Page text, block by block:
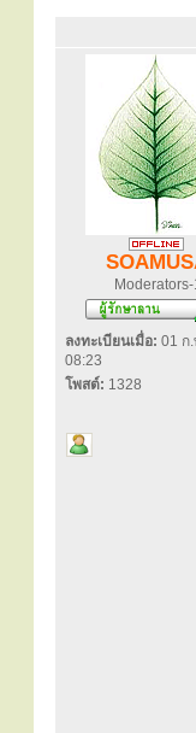
Moderators-
ลงทะเบียนเมื่อ: 01 ก
08:23
โพสต์: 1328